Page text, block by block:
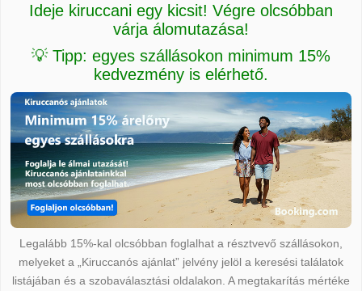
Ideje kiruccani egy kicsit! Végre olcsóbban
várja álomutazása!
💡 Tipp: egyes szállásokon minimum 15%
kedvezmény is elérhető.
Legalább 15%-kal olcsóbban foglalhat a résztvevő szállásokon,
melyeket a „Kiruccanós ajánlat” jelvény jelöl a keresési találatok
listájában és a szobaválasztási oldalakon. A megtakarítás mértéke